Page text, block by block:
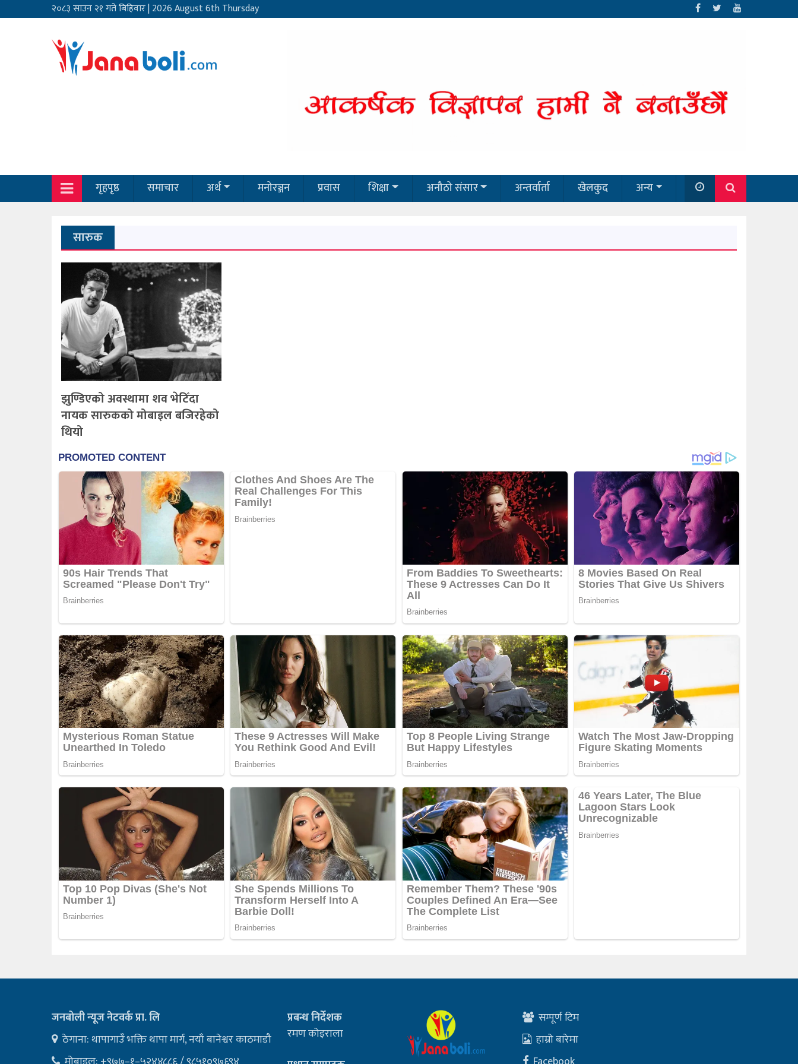
२०८३ साउन २१ गते बिहिवार|2026 August 6th Thursday
गृहपृष्ठ समाचार अर्थ मनोरञ्जन प्रवास शिक्षा अनौठो संसार अन्तर्वार्ता खेलकुद अन्य
सारुक
झुण्डिएको अवस्थामा शव भेटिँदा
नायक सारुकको मोबाइल बजिरहेको
थियो
जनबोली न्यूज नेटवर्क प्रा. लि
ठेगाना: थापागाउँ भक्ति थापा मार्ग, नयाँ बानेश्वर काठमाडौ
प्रबन्ध निर्देशक
रमण कोइराला
सम्पूर्ण टिम
हाम्रो बारेमा